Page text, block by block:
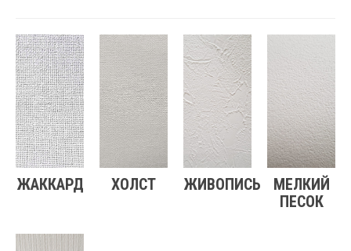
ЖАККАРД ХОЛСТ ЖИВОПИСЬ
МЕЛКИЙ
ПЕСОК